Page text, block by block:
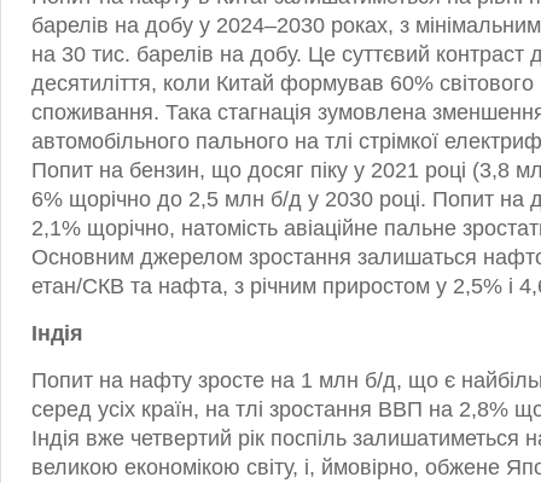
барелів на добу у 2024–2030 роках, з
на 30 тис. барелів на добу. Це суттєвий контраст
десятиліття, коли Китай формував 60% світового
споживання. Така стагнація зумовлена
автомобільного пального на тлі стрімкої
Попит на бензин, що досяг піку у 2021 році (3,8
6% щорічно до 2,5 млн б/д у 2030 році. Попит на
2,1% щорічно, натомість авіаційне пальне
Основним джерелом зростання залишаться
етан/СКВ та нафта, з річним приростом у 2,5% і
Індія
Попит на нафту зросте на 1 млн б/д, що є
серед усіх країн, на тлі зростання ВВП на 2,8%
Індія вже четвертий рік поспіль залишатиметься
великою економікою світу, і, ймовірно, обжене